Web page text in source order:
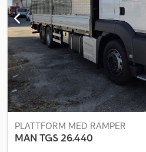
PLATTFORM MED RAMPER
MAN TGS 26.440